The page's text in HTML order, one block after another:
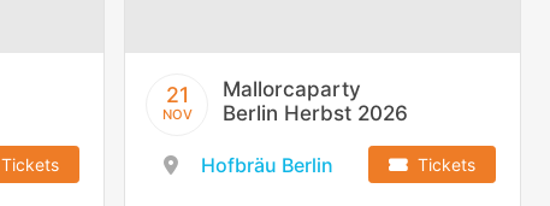
Tickets
21
NOV
Mallorcaparty
Berlin Herbst 2026
Hofbräu Berlin Tickets